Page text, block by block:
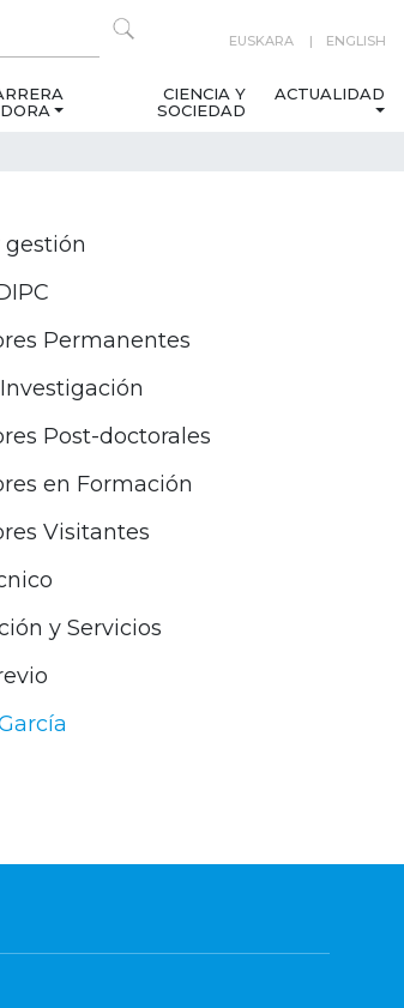
EUSKARA ENGLISH
CIENCIA Y
SOCIEDAD
ACTUALIDAD
gestión
Permanentes
Post-doctorales
en Formación
Visitantes
y Servicios